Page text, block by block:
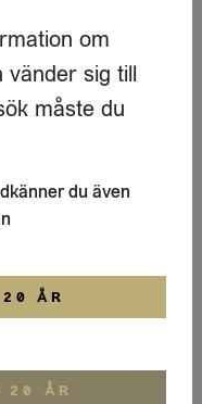
om
vänder sig till
måste du
du även
ÅR
20 ÅR